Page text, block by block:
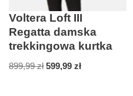
Voltera Loft III
Regatta damska
trekkingowa kurtka
899,99zł 599,99 zł